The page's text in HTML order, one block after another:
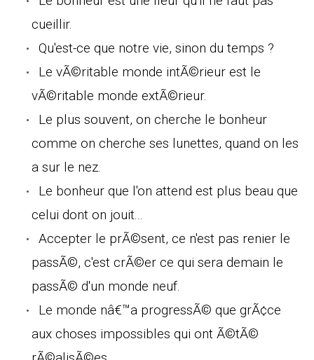
cueillir.
Qu'est-ce que notre vie, sinon du temps ?
Le vÃ©ritable monde intÃ©rieur est le
vÃ©ritable monde extÃ©rieur.
Le plus souvent, on cherche le bonheur
comme on cherche ses lunettes, quand on les
a sur le nez.
Le bonheur que l'on attend est plus beau que
celui dont on jouit...
Accepter le prÃ©sent, ce n'est pas renier le
passÃ©, c'est crÃ©er ce qui sera demain le
passÃ© d'un monde neuf.
Le monde nâ€™a progressÃ© que grÃ¢ce
aux choses impossibles qui ont Ã©tÃ©